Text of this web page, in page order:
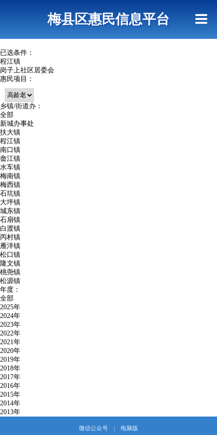
查询指引梅县区惠民信息平台
已选条件：
程江镇
岗子上社区居委会
惠民项目：
乡镇/街道办：
全部
新城办事处
扶大镇
程江镇
南口镇
畲江镇
水车镇
梅南镇
梅西镇
石坑镇
大坪镇
城东镇
石扇镇
白渡镇
丙村镇
雁洋镇
松口镇
隆文镇
桃尧镇
松源镇
年度：
全部
2025年
2024年
2023年
2022年
2021年
2020年
2019年
2018年
2017年
2016年
2015年
2014年
2013年
微信公众号 电脑版